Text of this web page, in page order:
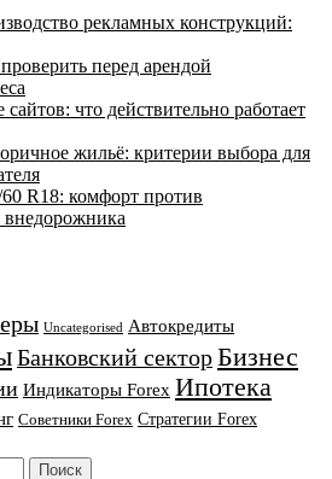
рекламных конструкций:
перед арендой
что действительно работает
жильё: критерии выбора для
R18: комфорт против
внедорожника
Uncategorised Автокредиты
Банковский секторБизнес
Индикаторы Forex Ипотека
Советники Forex Стратегии Forex